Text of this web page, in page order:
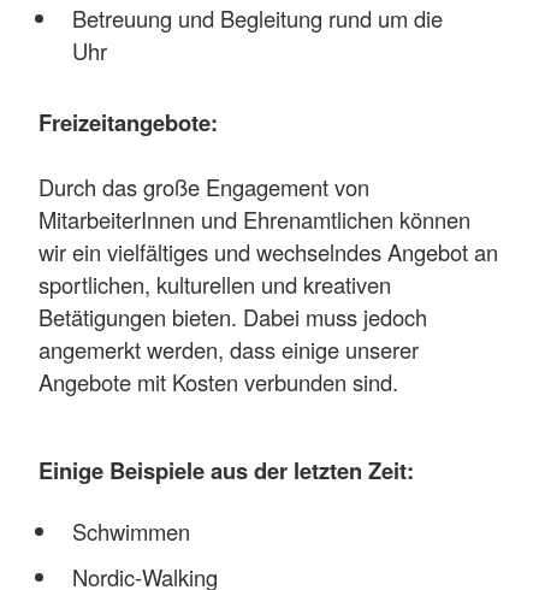
Betreuung und Begleitung rund um die
Uhr
Freizeitangebote:
Durch das große Engagement von
MitarbeiterInnen und Ehrenamtlichen können
wir ein vielfältiges und wechselndes Angebot an
sportlichen, kulturellen und kreativen
Betätigungen bieten. Dabei muss jedoch
angemerkt werden, dass einige unserer
Angebote mit Kosten verbunden sind.
Einige Beispiele aus der letzten Zeit:
Schwimmen
Nordic-Walking